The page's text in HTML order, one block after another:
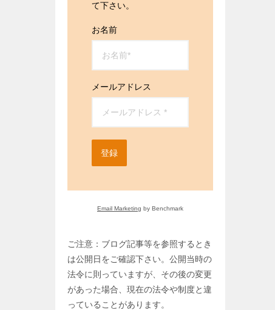
て下さい。
お名前
メールアドレス
登録
Email Marketing by Benchmark
ご注意：ブログ記事等を参照するとき
は公開日をご確認下さい。公開当時の
法令に則っていますが、その後の変更
があった場合、現在の法令や制度と違
っていることがあります。